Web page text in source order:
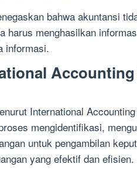
bahwa akuntansi
harus menghasilkan
informasi.
International
mengidentifikasi,
untuk pengambilan
yang efektif dan efisien.